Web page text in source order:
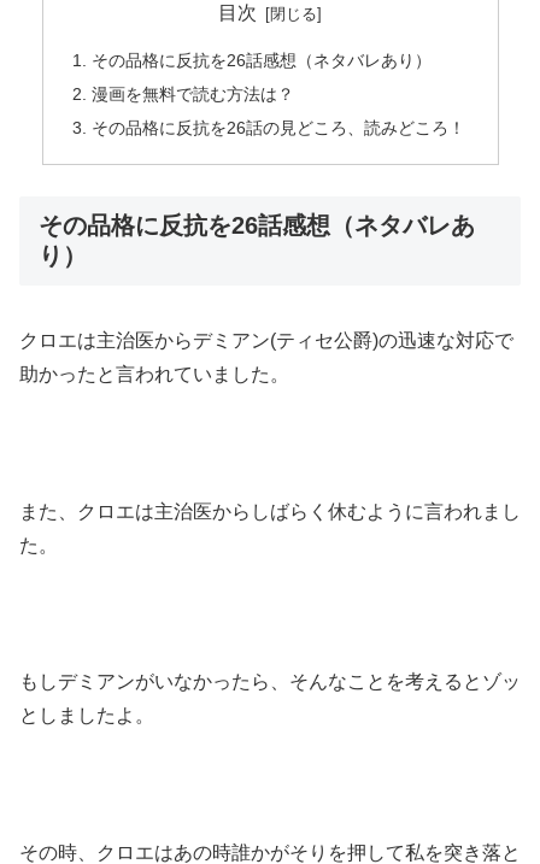
目次
その品格に反抗を26話感想（ネタバレあり）
漫画を無料で読む方法は？
その品格に反抗を26話の見どころ、読みどころ！
その品格に反抗を26話感想（ネタバレあ
り）
クロエは主治医からデミアン(ティセ公爵)の迅速な対応で
助かったと言われていました。
また、クロエは主治医からしばらく休むように言われまし
た。
もしデミアンがいなかったら、そんなことを考えるとゾッ
としましたよ。
その時、クロエはあの時誰かがそりを押して私を突き落と